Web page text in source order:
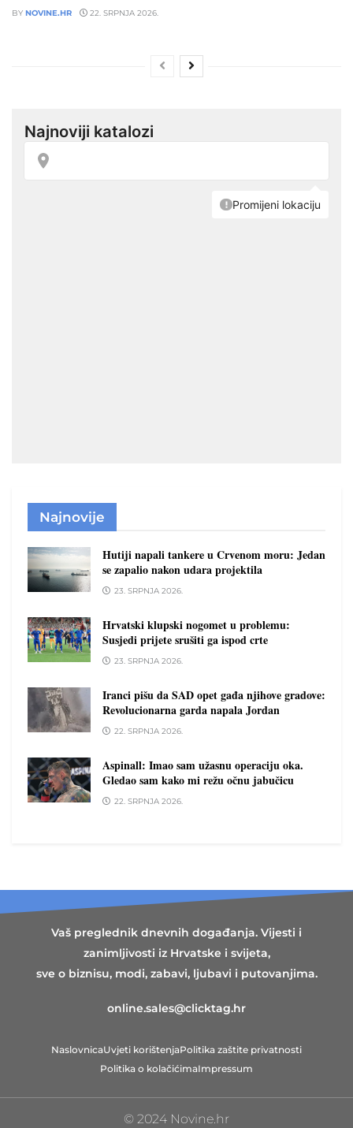
BY NOVINE.HR 22. SRPNJA 2026.
Najnovije
Hutiji napali tankere u Crvenom moru: Jedan
se zapalio nakon udara projektila
23. SRPNJA 2026.
Hrvatski klupski nogomet u problemu:
Susjedi prijete srušiti ga ispod crte
23. SRPNJA 2026.
Iranci pišu da SAD opet gađa njihove gradove:
Revolucionarna garda napala Jordan
22. SRPNJA 2026.
Aspinall: Imao sam užasnu operaciju oka.
Gledao sam kako mi režu očnu jabučicu
22. SRPNJA 2026.
Vaš preglednik dnevnih događanja. Vijesti i
zanimljivosti iz Hrvatske i svijeta,
sve o biznisu, modi, zabavi, ljubavi i putovanjima.
online.sales@clicktag.hr
NaslovnicaUvjeti korištenjaPolitika zaštite privatnosti
Politika o kolačićimaImpressum
© 2024 Novine.hr